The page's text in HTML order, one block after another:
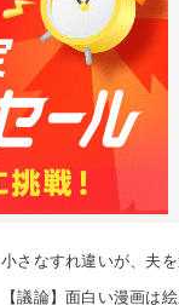
小さなすれ違いが、夫
【議論】面白い漫画は